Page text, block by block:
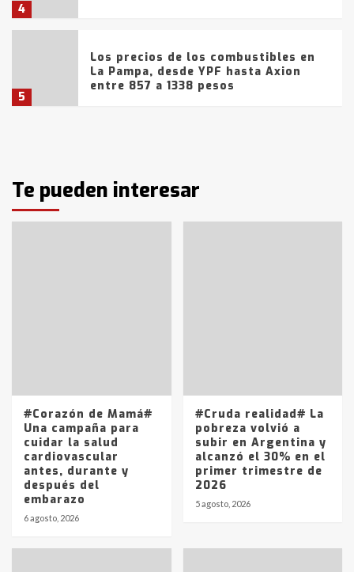
4
5
Los precios de los combustibles en
La Pampa, desde YPF hasta Axion
entre 857 a 1338 pesos
6
de la provincia
T.Lauquen: tres jóvenes que
2
14 allanamientos con Gendarmería
en T.Lauquen, Pehuajó y Carlos
Casares
Identidad de los adolescentes
pampeanos que fueron
Te pueden interesar
#Corazón de Mamá#
Una campaña para
cuidar la salud
cardiovascular
antes, durante y
después del
embarazo
6 agosto, 2026
#Cruda realidad# La
pobreza volvió a
subir en Argentina y
alcanzó el 30% en el
primer trimestre de
2026
5 agosto, 2026